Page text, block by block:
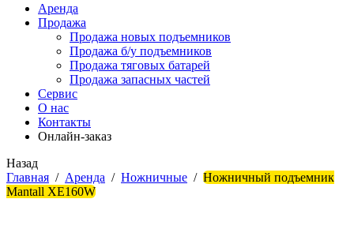
Аренда
Продажа
Продажа новых подъемников
Продажа б/у подъемников
Продажа тяговых батарей
Продажа запасных частей
Сервис
О нас
Контакты
Онлайн-заказ
Назад
Главная / Аренда / Ножничные / Ножничный подъемник
Mantall XE160W